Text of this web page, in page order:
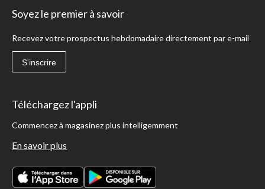
Soyez le premier à savoir
Recevez votre prospectus hebdomadaire directement par e-mail
S'inscrire
Téléchargez l'appli
Commencez à magasinez plus intelligemment
En savoir plus